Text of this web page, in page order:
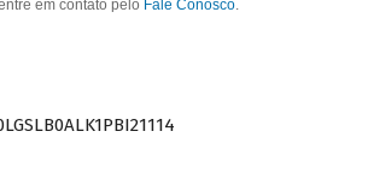
em contato pelo Fale Conosco.